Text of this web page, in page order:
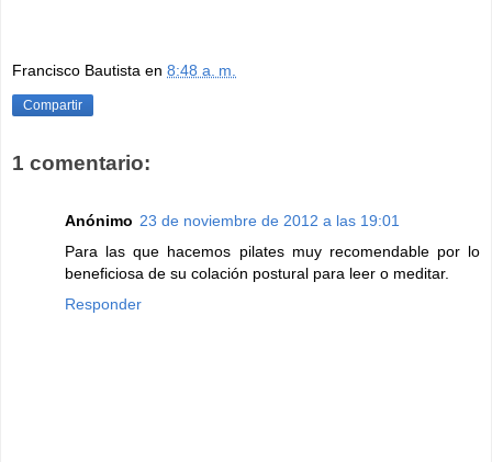
Francisco Bautista en 8:48 a. m.
Compartir
1 comentario:
Anónimo 23 de noviembre de 2012 a las 19:01
Para las que hacemos pilates muy recomendable por lo
beneficiosa de su colación postural para leer o meditar.
Responder